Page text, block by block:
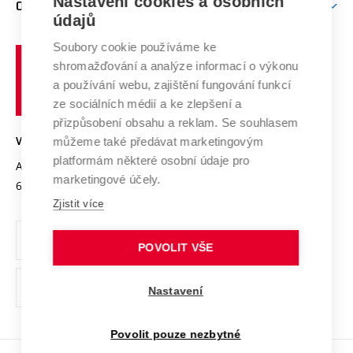
E-přihláška
Doktorské studium
Podpora podnikání
Systém zajišťování kvality výzkumu
Výzkumné infrastruktury
Transfer znalostí
Open Science
Projekty
Projekty ze strukturálních fondů
Specifický výzkum
Zahraniční spolupráce
Spolupráce se školami
Služby univerzity
Mezinárodní dohody
Univerzitní sítě
O UNIVERZITĚ
Profil univerzity
Udržitelná univerzita
Podnikavá univerzita / ContriBUTe
Bezpečná univerzita
Vyznamenání
Organizační struktura
Ochrana osobních údajů
odkaz)
učení
technické
VYSOKÉ UČENÍ TECHNICKÉ V BRNĚ
Antonínská 548/1
602 00 Brno
www.vut.cz
vut@vutbr.cz
údajů
Soubory cookie používáme ke
shromažďování a analýze informací o výkonu
a používání webu, zajištění fungování funkcí
ze sociálních médií a ke zlepšení a
přizpůsobení obsahu a reklam. Se souhlasem
můžeme také předávat marketingovým
platformám některé osobní údaje pro
marketingové účely.
Zjistit více
POVOLIT VŠE
Nastavení
Povolit pouze nezbytné